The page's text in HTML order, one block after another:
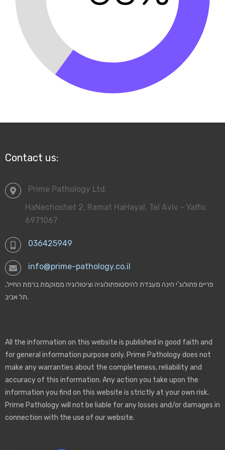
Lab's History
Certificates
Our Pathologists
מדיניות פרטיות
Contact us:
Prime Pathology Ltd.
HaNechoshet 2, Ramat HaHayal, Tel Aviv - Yaffo,
6971067
036425949
info@prime-pathology.co.il
פריים פתולוג'י הינה מעבדת להיסטופתולוגיה וציטולוגיה ממוקמת ברמת החייל,
תל אביב.
All the information on this website is published in good faith and
for general information purpose only. Prime Pathology does not
make any warranties about the completeness, reliability and
accuracy of this information. Any action you take upon the
information you find on this website is strictly at your own risk.
Prime Pathology will not be liable for any losses and/or damages in
connection with the use of our website.